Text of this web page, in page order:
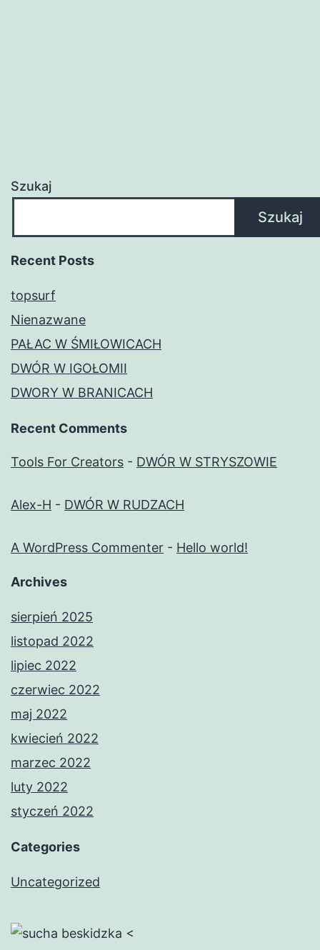
Szukaj
Szukaj
Recent Posts
topsurf
Nienazwane
PAŁAC W ŚMIŁOWICACH
DWÓR W IGOŁOMII
DWORY W BRANICACH
Recent Comments
Tools For Creators - DWÓR W STRYSZOWIE
Alex-H - DWÓR W RUDZACH
A WordPress Commenter - Hello world!
Archives
sierpień 2025
listopad 2022
lipiec 2022
czerwiec 2022
maj 2022
kwiecień 2022
marzec 2022
luty 2022
styczeń 2022
Categories
Uncategorized
<